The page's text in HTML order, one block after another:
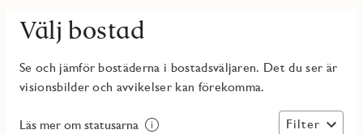
Välj bostad
Se och jämför bostäderna i bostadsväljaren. Det du ser är
visionsbilder och avvikelser kan förekomma.
Läs mer om statusarna Filter